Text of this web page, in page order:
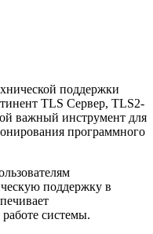
поддержки
TLS Сервер, TLS2-
важный инструмент для
программного
поддержку в
системы.